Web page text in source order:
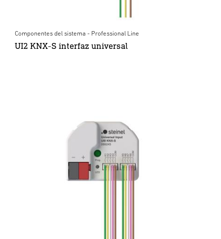
Componentes del sistema - Professional Line
UI2 KNX-S interfaz universal